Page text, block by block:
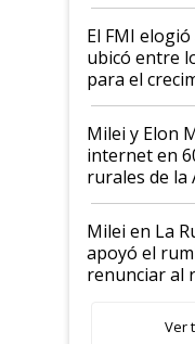
de Milei
El FMI
ubicó entre
para el
Milei y Elon
internet en
rurales de la
a un
Milei en La
apoyó el
renunciar al
Ver